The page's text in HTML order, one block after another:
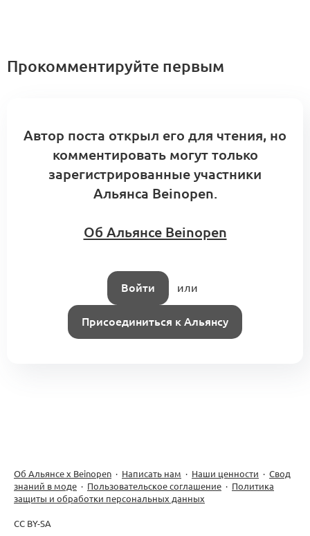
Прокомментируйте первым
Автор поста открыл его для чтения, но
комментировать могут только
зарегистрированные участники
Альянса Beinopen.
Об Альянсе Beinopen
Войти или
Присоединиться к Альянсу
Об Альянсе х Beinopen · Написать нам · Наши ценности · Свод
знаний в моде · Пользовательское соглашение · Политика
защиты и обработки персональных данных
CC BY-SA